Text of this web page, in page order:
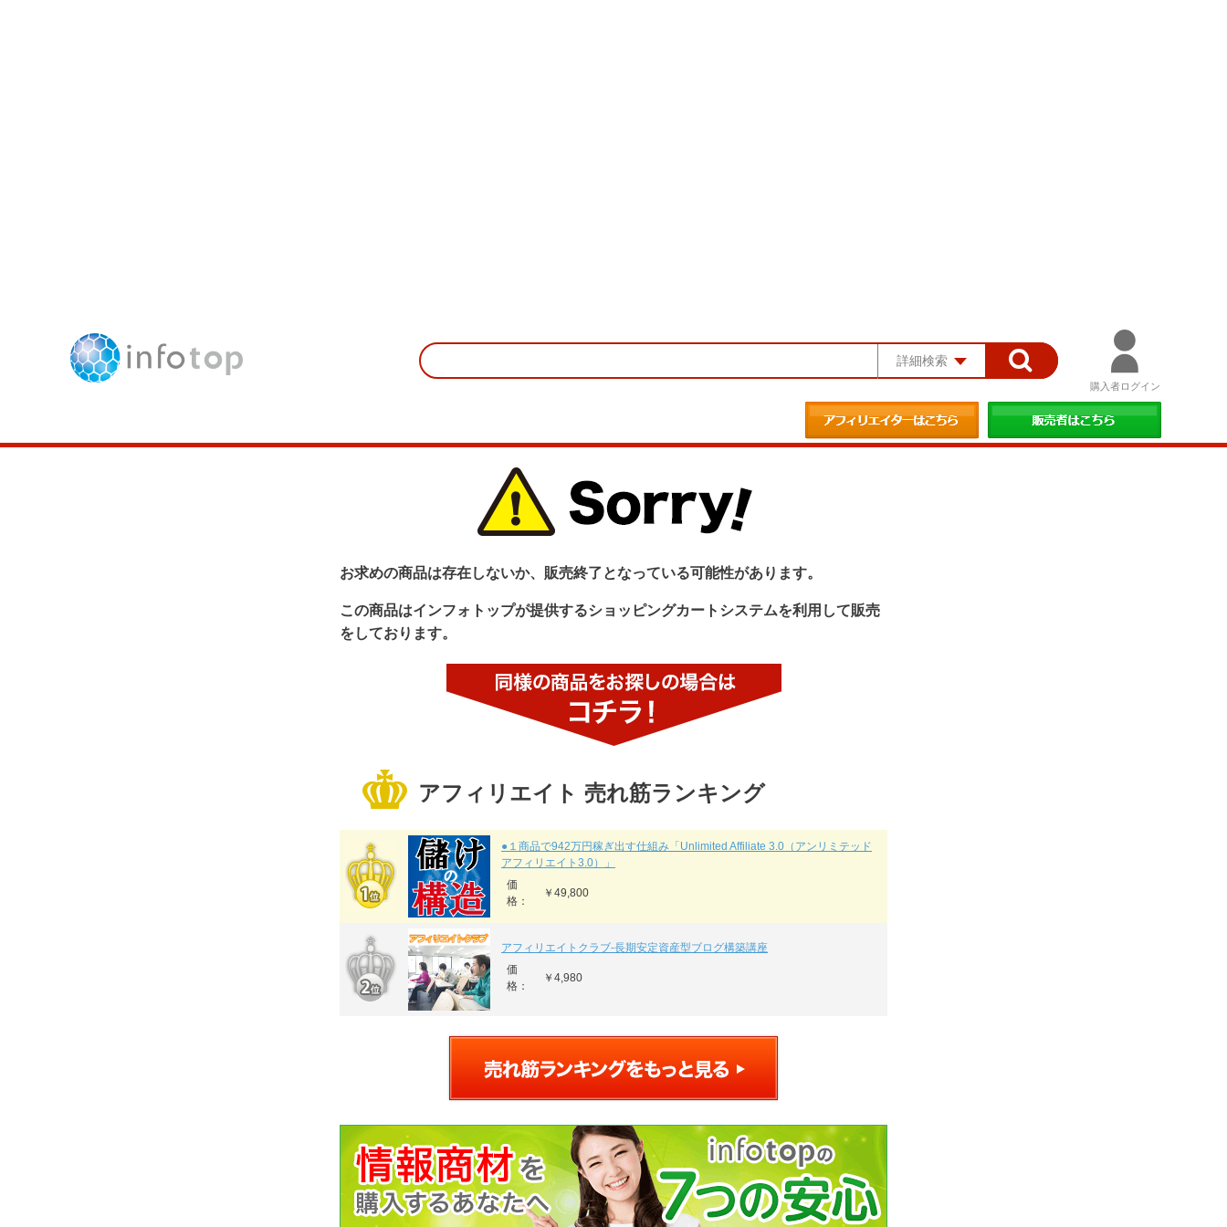
詳細検索
購入者ログイン
お求めの商品は存在しないか、販売終了となっている可能性があります。
この商品はインフォトップが提供するショッピングカートシステムを利用して販売
をしております。
アフィリエイト 売れ筋ランキング
●１商品で942万円稼ぎ出す仕組み「Unlimited Affiliate 3.0（アンリミテッド
アフィリエイト3.0）」
価
格：
￥49,800
アフィリエイトクラブ‐長期安定資産型ブログ構築講座
価
格：
￥4,980